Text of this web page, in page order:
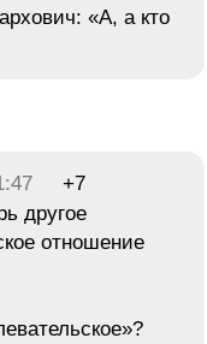
«А, а кто
+7
другое
отношение